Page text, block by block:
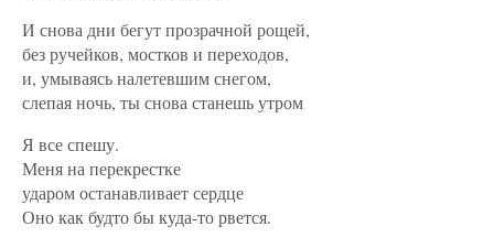
И снова дни бегут прозрачной рощей,
без ручейков, мостков и переходов,
и, умываясь налетевшим снегом,
слепая ночь, ты снова станешь утром
Я все спешу.
Меня на перекрестке
ударом останавливает сердце
Оно как будто бы куда-то рвется.